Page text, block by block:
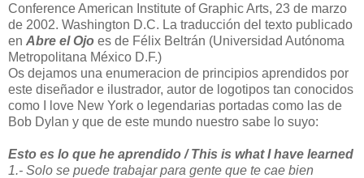
Conference American Institute of Graphic Arts, 23 de marzo
de 2002. Washington D.C. La traducción del texto publicado
en Abre el Ojo es de Félix Beltrán (Universidad Autónoma
Metropolitana México D.F.)
Os dejamos una enumeracion de principios aprendidos por
este diseñador e ilustrador, autor de logotipos tan conocidos
como I love New York o legendarias portadas como las de
Bob Dylan y que de este mundo nuestro sabe lo suyo:
Esto es lo que he aprendido / This is what I have learned
1.- Solo se puede trabajar para gente que te cae bien